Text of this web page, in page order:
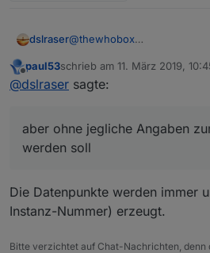
dslraser@thewhobox
es erstellt werden soll noch
Offline
paul53schrieb am 11. März 2019,
zuletzt editiert von
@dslraser sagte:
aber ohne jegliche Angaben
werden soll
Die Datenpunkte werden immer
Instanz-Nummer) erzeugt.
Bitte verzichtet auf Chat-Nachrichten, denn